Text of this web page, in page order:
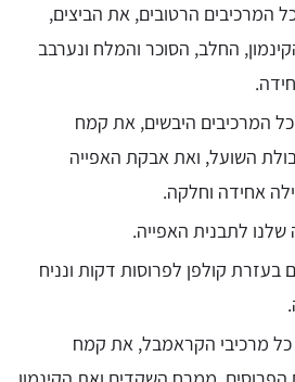
המרכיבים הרטובים, את הביצים,
החלב, הסוכר והמלח ונערבב
המרכיבים היבשים, את קמח
השועל, ואת אבקת האפייה
אחידה וחלקה.
לתבנית האפייה.
קולפן לפרוסות דקות ונניח
מרכיבי הקראמבל, את קמח